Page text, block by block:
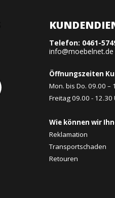
Telefon: 0461-
info@moebelnet.de
Öffnungszeiten
Mon. bis Do. 09.00 –
Freitag 09.00 - 12.30
Wie können wir
Reklamation
Transportschaden
Retouren